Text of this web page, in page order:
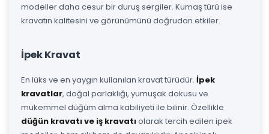
modeller daha cesur bir duruş sergiler. Kumaş türü ise
kravatın kalitesini ve görünümünü doğrudan etkiler.
İpek Kravat
En lüks ve en yaygın kullanılan kravat türüdür. İpek
kravatlar, doğal parlaklığı, yumuşak dokusu ve
mükemmel düğüm alma kabiliyeti ile bilinir. Özellikle
düğün kravatı ve iş kravatıolarak tercih edilen ipek